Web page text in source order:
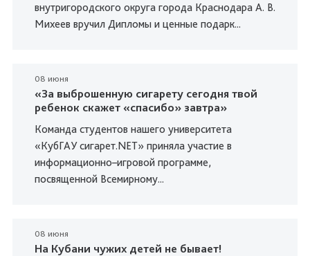
внутригородского округа города Краснодара А. В.
Михеев вручил Дипломы и ценные подарк...
08 июня
«За выброшенную сигарету сегодня твой
ребенок скажет «спасибо» завтра»
Команда студентов нашего университета
«КубГАУ сигарет.NET» приняла участие в
информационно–игровой программе,
посвященной Всемирному...
08 июня
На Кубани чужих детей не бывает!